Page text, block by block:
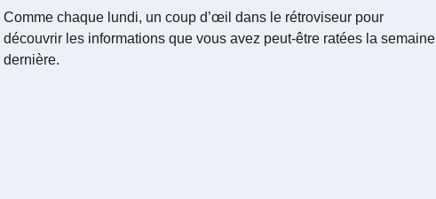
Comme chaque lundi, un coup d’œil dans le rétroviseur pour
découvrir les informations que vous avez peut-être ratées la semaine
dernière.